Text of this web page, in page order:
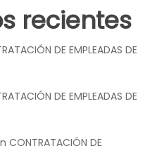
recientes
DE EMPLEADAS DE
DE EMPLEADAS DE
CONTRATACIÓN DE